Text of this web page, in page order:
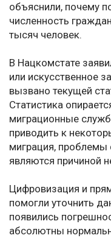
объяснили, почему
численность
тысяч человек.
В Нацкомстате
или искусственное
вызвано текущей
Статистика
миграционные
приводить к
миграция, проблемы
являются причиной
Цифровизация и
помогли уточнить
появились
абсолютны